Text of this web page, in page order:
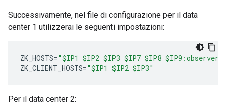
Successivamente, nel file di configurazione per il data
center 1 utilizzerai le seguenti impostazioni:
ZK_HOSTS="$IP1 $IP2 $IP3 $IP7 $IP8 $IP9:observer"
ZK_CLIENT_HOSTS="$IP1 $IP2 $IP3"
Per il data center 2: